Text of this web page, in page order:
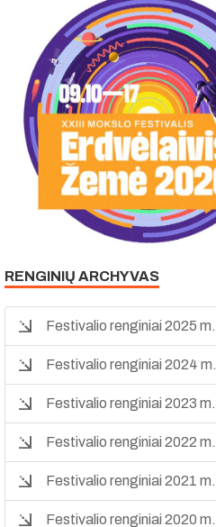
RENGINIŲ ARCHYVAS
Festivalio renginiai 2025 m.
Festivalio renginiai 2024 m.
Festivalio renginiai 2023 m.
Festivalio renginiai 2022 m.
Festivalio renginiai 2021 m.
Festivalio renginiai 2020 m.